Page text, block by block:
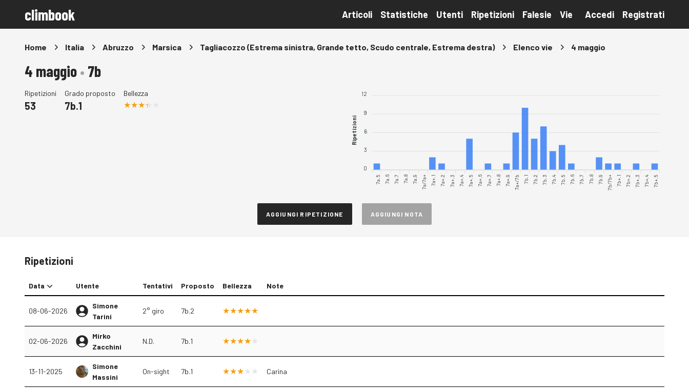
climbook Articoli Statistiche Utenti Ripetizioni Falesie Vie Accedi Registrati
Home Italia Abruzzo Marsica Tagliacozzo (Estrema sinistra, Grande tetto, Scudo centrale, Estrema destra) Elenco vie 4 maggio
4 maggio• 7b
Ripetizioni
53
Grado proposto
7b.1
Bellezza 12
9
6
3
0
Ripetizioni
7a.5 7a.6 7a.7 7a.8 7a.9 7a/7a+ 7a+.1 7a+.2 7a+.3 7a+.4 7a+.5 7a+.6 7a+.7 7a+.8 7a+.9 7a+/7b 7b.1 7b.2 7b.3 7b.4 7b.5 7b.6 7b.7 7b.8 7b.9 7b/7b+ 7b+.1 7b+.2 7b+.3 7b+.4 7b+.5
AGGIUNGI RIPETIZIONE AGGIUNGI NOTA
Ripetizioni
Data Utente Tentativi Proposto Bellezza Note
08-06-2026
Simone
Tarini
2° giro 7b.2
02-06-2026
Mirko
Zacchini
N.D. 7b.1
13-11-2025
Simone
Massini
On-sight 7b.1 Carina